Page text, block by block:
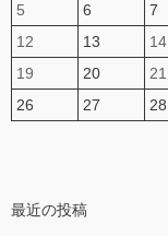
5
6 7
12
13 14
19
20 21
26
27 28
最近の投稿